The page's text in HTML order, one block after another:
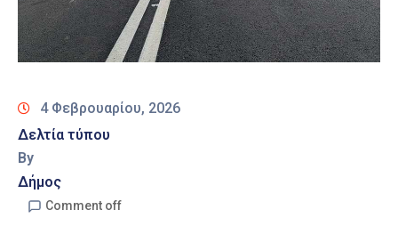
Αποφάσεις
Τηλέφωνα
4 Φεβρουαρίου, 2026
Δελτία τύπου
By
Δήμος
Comment off